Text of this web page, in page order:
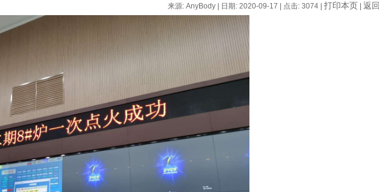
来源: AnyBody | 日期: 2020-09-17 | 点击: 3074 | 打印本页 返